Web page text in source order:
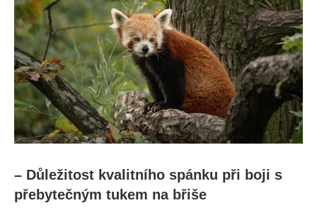
– Důležitost‌ kvalitního spánku při boji s
přebytečným tukem na břiše